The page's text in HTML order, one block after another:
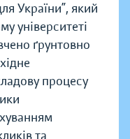
України”, який
університеті
ґрунтовно
процесу
та